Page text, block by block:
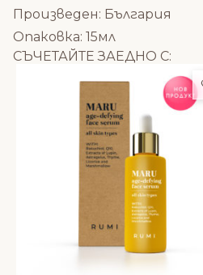
Произведен: България
Опаковка: 15мл
СЪЧЕТАЙТЕ ЗАЕДНО С: